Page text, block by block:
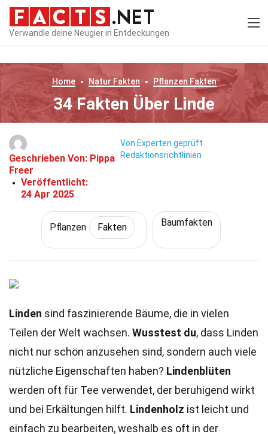
Verwandle deine Neugier in Entdeckungen
Home Natur Fakten Pflanzen Fakten
34 Fakten Über Linde
Geschrieben Von: Pippa
Freer
Veröffentlicht:
24 Apr 2025
Von Experten geprüft
Redaktionsrichtlinien
Pflanzen Fakten Baumfakten
Linden sind faszinierende Bäume, die in vielen
Teilen der Welt wachsen. Wusstest du, dass Linden
nicht nur schön anzusehen sind, sondern auch viele
nützliche Eigenschaften haben? Lindenblüten
werden oft für Tee verwendet, der beruhigend wirkt
und bei Erkältungen hilft. Lindenholz ist leicht und
einfach zu bearbeiten, weshalb es oft in der